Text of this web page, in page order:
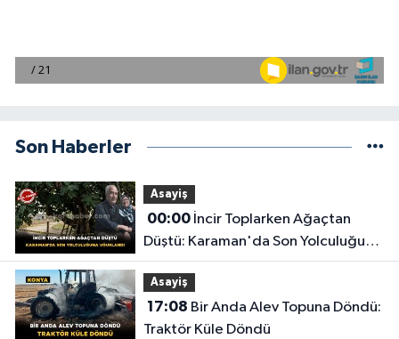
Son Haberler
Asayiş
00:00İncir Toplarken Ağaçtan
Düştü: Karaman'da Son Yolculuğuna
Uğurlandı
Asayiş
17:08
Traktör Küle Döndü